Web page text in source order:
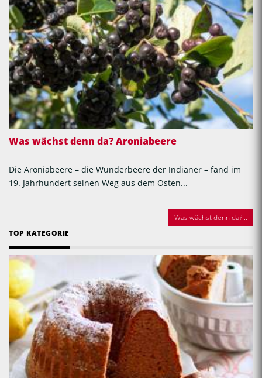
Was wächst denn da? Aroniabeere
Die Aroniabeere – die Wunderbeere der Indianer – fand im
19. Jahrhundert seinen Weg aus dem Osten...
Was wächst denn da?...
TOP KATEGORIE